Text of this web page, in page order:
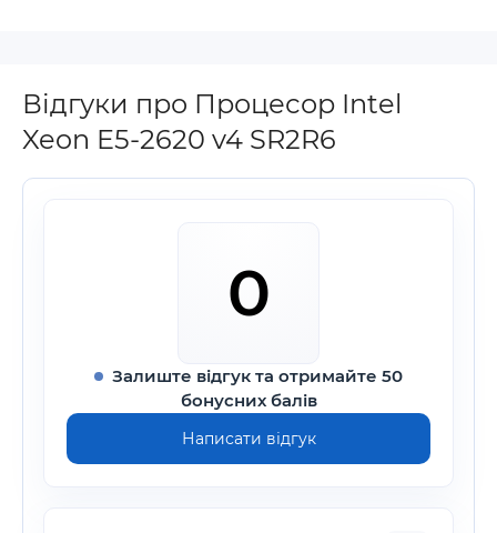
Відгуки про Процесор Intel
Xeon E5-2620 v4 SR2R6
0
Залиште відгук та отримайте 50
бонусних балів
Написати відгук